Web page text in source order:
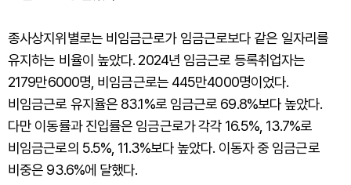
종사상지위별로는 비임금근로가 임금근로보다 같은 일자리를
유지하는 비율이 높았다. 2024년 임금근로 등록취업자는
2179만6000명, 비임금근로는 445만4000명이었다.
비임금근로 유지율은 83.1%로 임금근로 69.8%보다 높았다.
다만 이동률과 진입률은 임금근로가 각각 16.5%, 13.7%로
비임금근로의 5.5%, 11.3%보다 높았다. 이동자 중 임금근로
비중은 93.6%에 달했다.